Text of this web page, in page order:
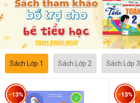
Sách Lớp 1 Sách Lớp 2 Sách Lớp 3
-13% -13%